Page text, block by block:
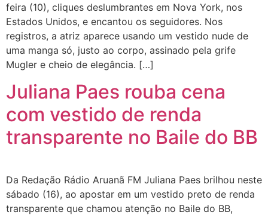
feira (10), cliques deslumbrantes em Nova York, nos
Estados Unidos, e encantou os seguidores. Nos
registros, a atriz aparece usando um vestido nude de
uma manga só, justo ao corpo, assinado pela grife
Mugler e cheio de elegância. […]
Juliana Paes rouba cena
com vestido de renda
transparente no Baile do BB
Da Redação Rádio Aruanã FM Juliana Paes brilhou neste
sábado (16), ao apostar em um vestido preto de renda
transparente que chamou atenção no Baile do BB,